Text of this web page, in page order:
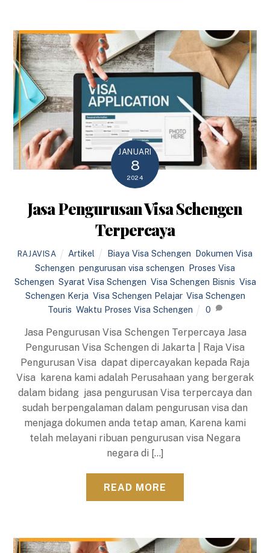
JANUARI
8
2024
Jasa Pengurusan Visa Schengen
Terpercaya
RAJAVISA Artikel Biaya Visa Schengen Dokumen Visa
Schengen pengurusan visa schengen Proses Visa
Schengen Syarat Visa Schengen Visa Schengen Bisnis Visa
Schengen Kerja Visa Schengen Pelajar, Visa Schengen
Touris Waktu Proses Visa Schengen 0
Jasa Pengurusan Visa Schengen Terpercaya Jasa
Pengurusan Visa Schengen di Jakarta | Raja Visa
Pengurusan Visa dapat dipercayakan kepada Raja
Visa karena kami adalah Perusahaan yang bergerak
dalam bidang jasa pengurusan Visa terpercaya dan
sudah berpengalaman dalam pengurusan visa dan
menjaga dokumen anda tetap aman, Karena kami
telah melayani ribuan pengurusan visa Negara
negara di […]
READ MORE